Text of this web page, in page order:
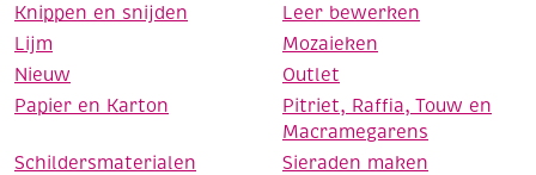
Knippen en snijden
Leer bewerken
Lijm
Mozaieken
Nieuw
Outlet
Papier en Karton
Pitriet, Raffia, Touw en
Macramegarens
Schildersmaterialen
Sieraden maken